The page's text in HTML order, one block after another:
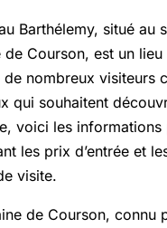
Barthélemy, situé au
de Courson, est un
nombreux visiteurs
qui souhaitent
voici les informations
les prix d’entrée et
visite.
de Courson, connu